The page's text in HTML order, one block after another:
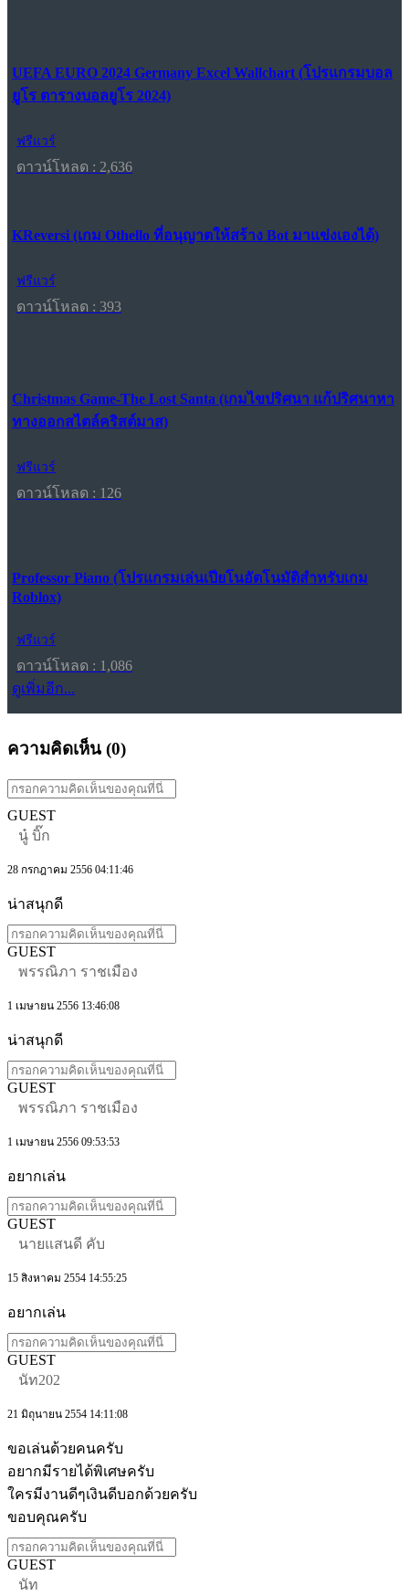
UEFA EURO 2024 Germany Excel Wallchart (โปรแกรมบอล
ยูโร ตารางบอลยูโร 2024)
ฟรีแวร์
ดาวน์โหลด : 2,636
KReversi (เกม Othello ที่อนุญาตให้สร้าง Bot มาแข่งเองได้)
ฟรีแวร์
ดาวน์โหลด : 393
Christmas Game-The Lost Santa (เกมไขปริศนา แก้ปริศนาหา
ทางออกสไตล์คริสต์มาส)
ฟรีแวร์
ดาวน์โหลด : 126
Professor Piano (โปรแกรมเล่นเปียโนอัตโนมัติสำหรับเกม
Roblox)
ฟรีแวร์
ดาวน์โหลด : 1,086
ดูเพิ่มอีก...
ความคิดเห็น (0)
GUEST
นู๋ บิ๊ก
28 กรกฎาคม 2556 04:11:46
น่าสนุกดี
GUEST
พรรณิภา ราชเมือง
1 เมษายน 2556 13:46:08
น่าสนุกดี
GUEST
พรรณิภา ราชเมือง
1 เมษายน 2556 09:53:53
อยากเล่น
GUEST
นายแสนดี คับ
15 สิงหาคม 2554 14:55:25
อยากเล่น
GUEST
นัท202
21 มิถุนายน 2554 14:11:08
ขอเล่นด้วยคนครับ
อยากมีรายได้พิเศษครับ
ใครมีงานดีๆเงินดีบอกด้วยครับ
ขอบคุณครับ
GUEST
นัท